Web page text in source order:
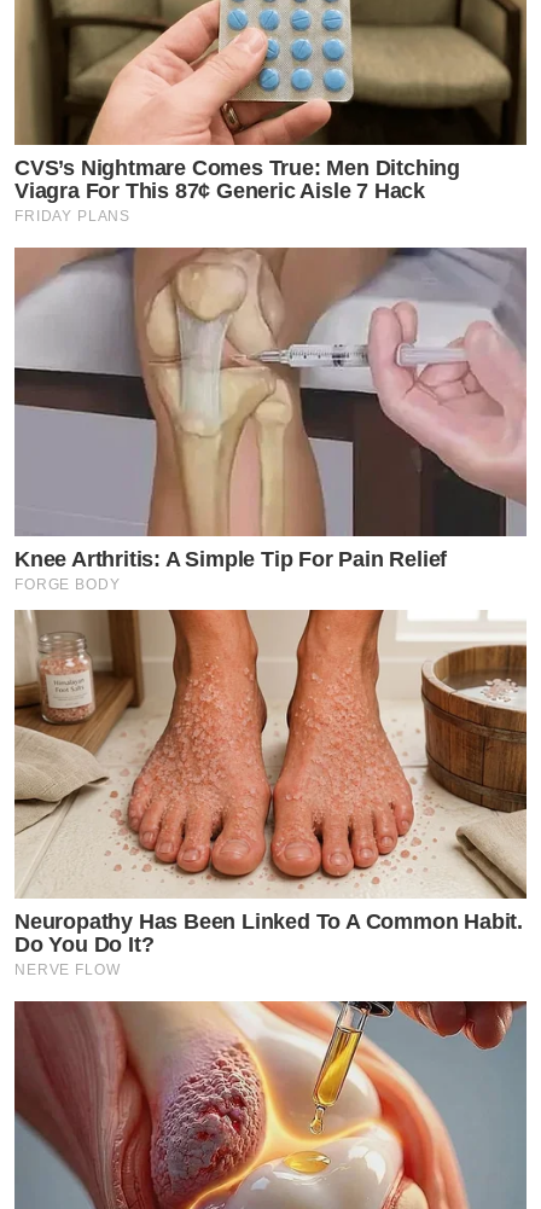
CVS’s Nightmare Comes True: Men Ditching
Viagra For This 87¢ Generic Aisle 7 Hack
FRIDAY PLANS
Knee Arthritis: A Simple Tip For Pain Relief
FORGE BODY
Neuropathy Has Been Linked To A Common Habit.
Do You Do It?
NERVE FLOW